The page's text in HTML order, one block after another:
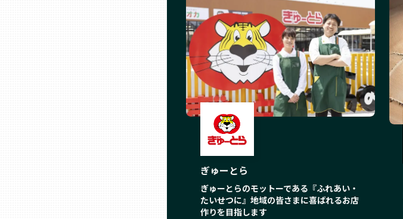
ぎゅーとら
ぎゅーとらのモットーである『ふれあい・
たいせつに』地域の皆さまに喜ばれるお店
作りを目指します